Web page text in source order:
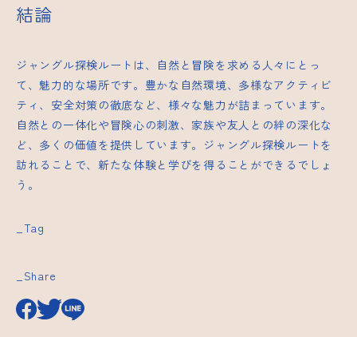
結論
ジャングル探検ルートは、自然と冒険を求める人々にとっ
て、魅力的な場所です。豊かな自然環境、多様なアクティビ
ティ、安全対策の徹底など、様々な魅力が詰まっています。
自然との一体化や冒険心の刺激、家族や友人との絆の深化な
ど、多くの価値を提供しています。ジャングル探検ルートを
訪れることで、新たな体験と学びを得ることができるでしょ
う。
_Tag
_Share